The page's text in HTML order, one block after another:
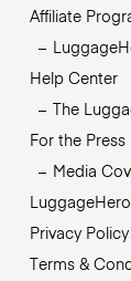
Affiliate
Help Center
The
For the Press
Media
Privacy Policy
Terms &